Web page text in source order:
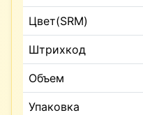
Цвет(SRM)
Штрихкод
Объем
Упаковка